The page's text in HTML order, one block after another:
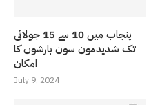
پنجاب میں 10 سے 15 جولائی
تک شدیدمون سون بارشوں کا
امکان
July 9, 2024